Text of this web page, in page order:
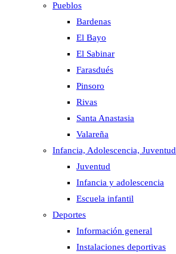
Pueblos
Bardenas
El Bayo
El Sabinar
Farasdués
Pinsoro
Rivas
Santa Anastasia
Valareña
Infancia, Adolescencia, Juventud
Juventud
Infancia y adolescencia
Escuela infantil
Deportes
Información general
Instalaciones deportivas